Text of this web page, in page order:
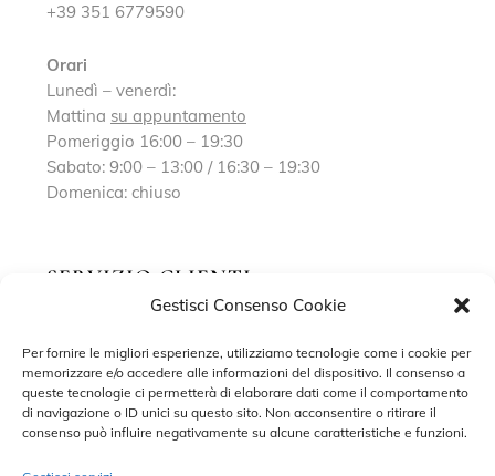
Gestisci Consenso Cookie
Per fornire le migliori esperienze, utilizziamo tecnologie come i cookie per
memorizzare e/o accedere alle informazioni del dispositivo. Il consenso a
queste tecnologie ci permetterà di elaborare dati come il comportamento
di navigazione o ID unici su questo sito. Non acconsentire o ritirare il
consenso può influire negativamente su alcune caratteristiche e funzioni.
+39 351 6779590
Orari
Lunedì – venerdì:
Mattina su appuntamento
Pomeriggio 16:00 – 19:30
Sabato: 9:00 – 13:00 / 16:30 – 19:30
Domenica: chiuso
SERVIZIO CLIENTI
Contatti
Privacy Policy